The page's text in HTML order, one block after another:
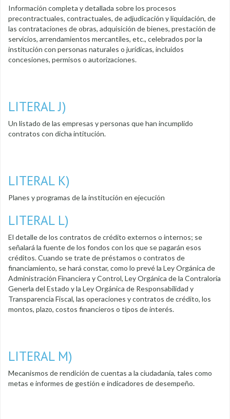
Información completa y detallada sobre los procesos
precontractuales, contractuales, de adjudicación y liquidación, de
las contrataciones de obras, adquisición de bienes, prestación de
servicios, arrendamientos mercantiles, etc., celebrados por la
institución con personas naturales o jurídicas, incluidos
concesiones, permisos o autorizaciones.
LITERAL J)
Un listado de las empresas y personas que han incumplido
contratos con dicha intitución.
LITERAL K)
Planes y programas de la institución en ejecución
LITERAL L)
El detalle de los contratos de crédito externos o internos; se
señalará la fuente de los fondos con los que se pagarán esos
créditos. Cuando se trate de préstamos o contratos de
financiamiento, se hará constar, como lo prevé la Ley Orgánica de
Administración Financiera y Control, Ley Orgánica de la Contraloría
Generla del Estado y la Ley Orgánica de Responsabilidad y
Transparencia Fiscal, las operaciones y contratos de crédito, los
montos, plazo, costos financieros o tipos de interés.
LITERAL M)
Mecanismos de rendición de cuentas a la ciudadanía, tales como
metas e informes de gestión e indicadores de desempeño.